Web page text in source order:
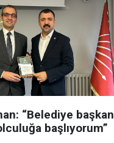
“Belediye başkan
başlıyorum”